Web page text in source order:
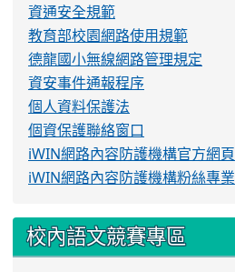
資通安全規範
教育部校園網路使用規範
德龍國小無線網路管理規定
資安事件通報程序
個人資料保護法
個資保護聯絡窗口
iWIN網路內容防護機構官方網頁
iWIN網路內容防護機構粉絲專業
校內語文競賽專區